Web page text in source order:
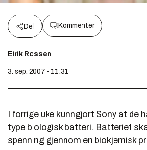
Del Kommenter
Eirik Rossen
3. sep. 2007 - 11:31
I forrige uke kunngjort Sony at de
type biologisk batteri. Batteriet
spenning gjennom en biokjemisk